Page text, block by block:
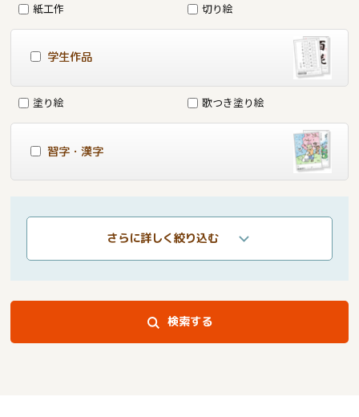
紙工作 切り絵
学生作品
塗り絵 歌つき塗り絵
習字・漢字
さらに詳しく絞り込む
検索する